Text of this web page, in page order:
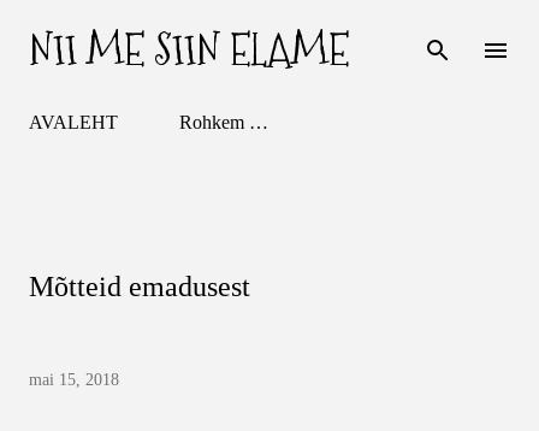
Otse põhisisu juurde
NII ME SIIN ELAME
AVALEHT Rohkem …
Mõtteid emadusest
mai 15, 2018